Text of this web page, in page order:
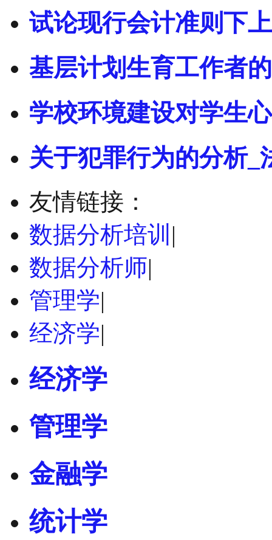
试论现行会计准则下
基层计划生育工作者
学校环境建设对学生
关于犯罪行为的分析_
友情链接：
数据分析培训 |
数据分析师|
管理学|
经济学|
经济学
管理学
金融学
统计学